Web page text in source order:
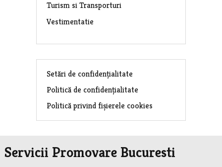
Turism si Transporturi
Vestimentatie
Setări de confidențialitate
Politică de confidențialitate
Politică privind fișierele cookies
Servicii Promovare Bucuresti